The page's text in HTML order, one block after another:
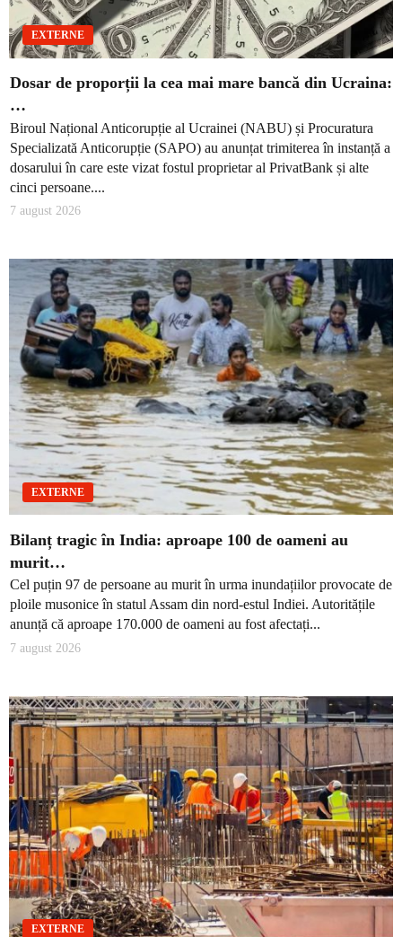
EXTERNE
Dosar de proporții la cea mai mare bancă din Ucraina:
…
Biroul Național Anticorupție al Ucrainei (NABU) și Procuratura
Specializată Anticorupție (SAPO) au anunțat trimiterea în instanță a
dosarului în care este vizat fostul proprietar al PrivatBank și alte
cinci persoane....
7 august 2026
EXTERNE
Bilanț tragic în India: aproape 100 de oameni au
murit…
Cel puțin 97 de persoane au murit în urma inundațiilor provocate de
ploile musonice în statul Assam din nord-estul Indiei. Autoritățile
anunță că aproape 170.000 de oameni au fost afectați...
7 august 2026
EXTERNE